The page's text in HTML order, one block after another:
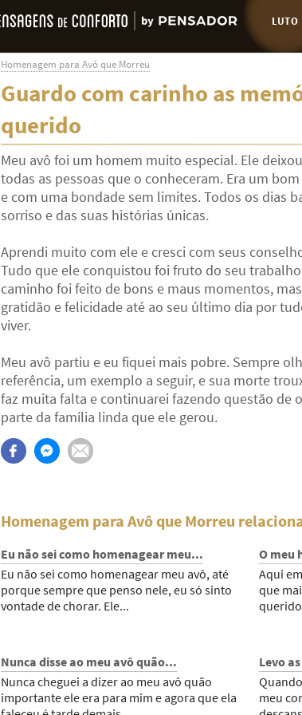
LUTO
Homenagem para Avô que Morreu
Guardo com carinho as
querido
Meu avô foi um homem muito especial. Ele
todas as pessoas que o conheceram. Era um
e com uma bondade sem limites. Todos os dias
sorriso e das suas histórias únicas.
Aprendi muito com ele e cresci com seus
Tudo que ele conquistou foi fruto do seu trabalho
caminho foi feito de bons e maus momentos,
gratidão e felicidade até ao seu último dia por
viver.
Meu avô partiu e eu fiquei mais pobre. Sempre
referência, um exemplo a seguir, e sua morte
faz muita falta e continuarei fazendo questão de
parte da família linda que ele gerou.
Homenagem para Avô que Morreu
Eu não sei como homenagear meu...
Eu não sei como homenagear meu avô, até
porque sempre que penso nele, eu só sinto
vontade de chorar. Ele...
O meu
Aqui
que
Nunca disse ao meu avô quão...
Nunca cheguei a dizer ao meu avô quão
importante ele era para mim e agora que ela
Levo
meu